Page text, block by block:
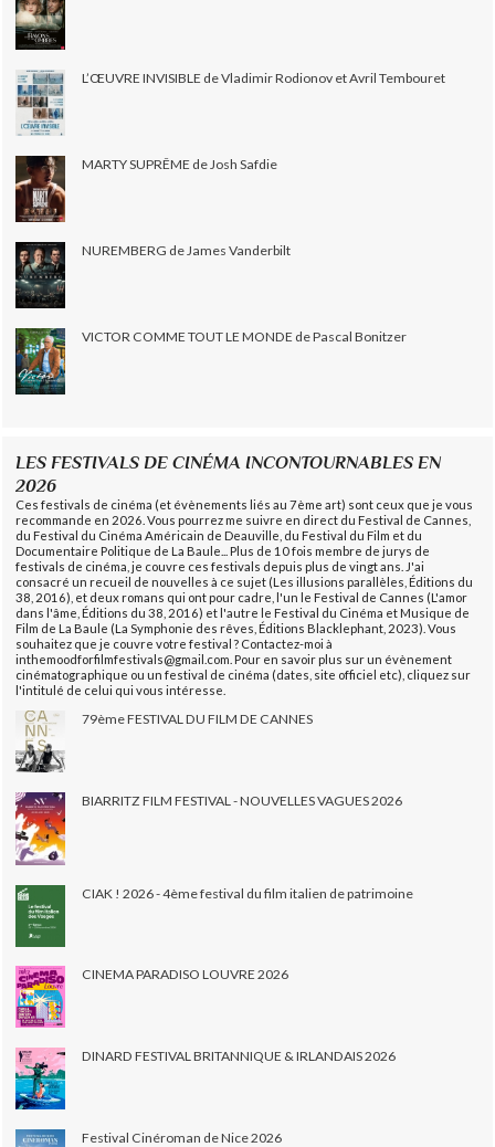
L’ŒUVRE INVISIBLE de Vladimir Rodionov et Avril Tembouret
MARTY SUPRÊME de Josh Safdie
NUREMBERG de James Vanderbilt
VICTOR COMME TOUT LE MONDE de Pascal Bonitzer
LES FESTIVALS DE CINÉMA INCONTOURNABLES EN
2026
Ces festivals de cinéma (et évènements liés au 7ème art) sont ceux que je vous
recommande en 2026. Vous pourrez me suivre en direct du Festival de Cannes,
du Festival du Cinéma Américain de Deauville, du Festival du Film et du
Documentaire Politique de La Baule... Plus de 10 fois membre de jurys de
festivals de cinéma, je couvre ces festivals depuis plus de vingt ans. J'ai
consacré un recueil de nouvelles à ce sujet (Les illusions parallèles, Éditions du
38, 2016), et deux romans qui ont pour cadre, l'un le Festival de Cannes (L'amor
dans l'âme, Éditions du 38, 2016) et l'autre le Festival du Cinéma et Musique de
Film de La Baule (La Symphonie des rêves, Éditions Blacklephant, 2023). Vous
souhaitez que je couvre votre festival ? Contactez-moi à
inthemoodforfilmfestivals@gmail.com. Pour en savoir plus sur un évènement
cinématographique ou un festival de cinéma (dates, site officiel etc), cliquez sur
l'intitulé de celui qui vous intéresse.
79ème FESTIVAL DU FILM DE CANNES
BIARRITZ FILM FESTIVAL - NOUVELLES VAGUES 2026
CIAK ! 2026 - 4ème festival du film italien de patrimoine
CINEMA PARADISO LOUVRE 2026
DINARD FESTIVAL BRITANNIQUE & IRLANDAIS 2026
Festival Cinéroman de Nice 2026